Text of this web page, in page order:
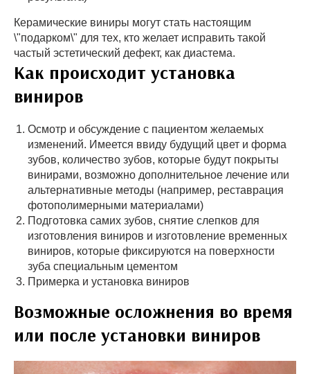
Керамические виниры могут стать настоящим
\"подарком\" для тех, кто желает исправить такой
частый эстетический дефект, как диастема.
Как происходит установка
виниров
Осмотр и обсуждение с пациентом желаемых
изменений. Имеется ввиду будущий цвет и форма
зубов, количество зубов, которые будут покрыты
винирами, возможно дополнительное лечение или
альтернативные методы (например, реставрация
фотополимерными материалами)
Подготовка самих зубов, снятие слепков для
изготовления виниров и изготовление временных
виниров, которые фиксируются на поверхности
зуба специальным цементом
Примерка и установка виниров
Возможные осложнения во время
или после установки виниров